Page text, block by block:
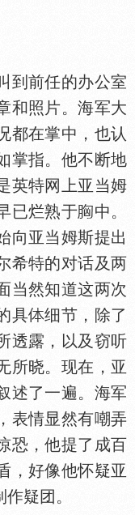
前任的办公室
和照片。海军大
都在掌中，也认
掌指。他不断地
英特网上亚当姆
已烂熟于
中。
向亚当姆斯提出
希特的对话及两
当然知道这两次
具
细节，除了
透露，以及窃听
所晓。现在，亚
述了一遍。海军
表情显然有嘲弄
恐，他提了成百
，好像他怀疑亚
疑团。